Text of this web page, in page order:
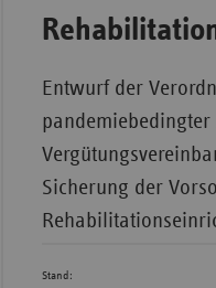
Entwurf der
pandemiebedingter
Sicherung der
Stand: